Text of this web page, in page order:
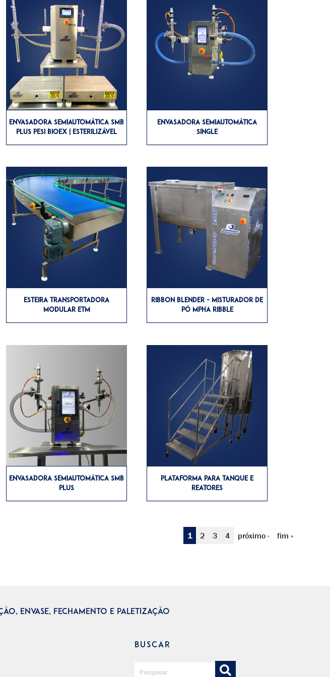
ENVASADORA SEMIAUTOMÁTICA SMB
PLUS PESI BIOEX | ESTERILIZÁVEL
ENVASADORA SEMIAUTOMÁTICA
SINGLE
ESTEIRA TRANSPORTADORA
MODULAR ETM
RIBBON BLENDER - MISTURADOR DE
PÓ MPHA RIBBLE
ENVASADORA SEMIAUTOMÁTICA SMB
PLUS
PLATAFORMA PARA TANQUE E
REATORES
1 2 3 4 próximo › fim »
ENVASE, FECHAMENTO E PALETIZAÇÃO
BUSCAR